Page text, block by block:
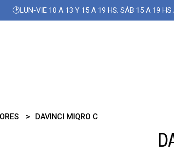
🕑LUN-VIE 10 A 13 Y 15 A 19 HS. SÁB 15 A 19
DAVINCI MIQRO C